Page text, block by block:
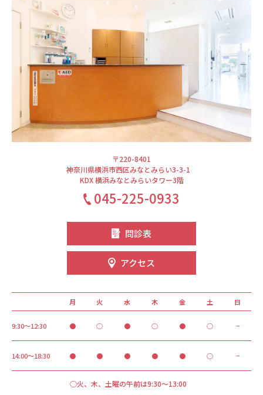
〒220-8401
神奈川県横浜市西区みなとみらい3-3-1
KDX 横浜みなとみらいタワー3階
045-225-0933
問診表
アクセス
月 火 水 木 金 土 日
9:30～12:30 ● ○ ● ○ ● ○ −
14:00～18:30 ● ● ● ● ● ○ −
○火、木、土曜の午前は9:30～13:00